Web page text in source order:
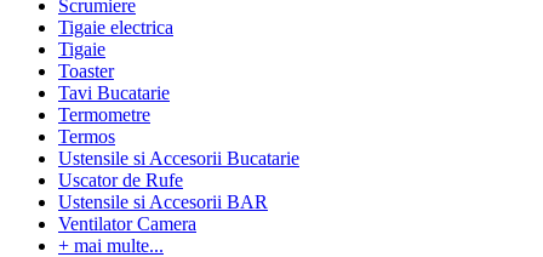
Scrumiere
Tigaie electrica
Tigaie
Toaster
Tavi Bucatarie
Termometre
Termos
Ustensile si Accesorii Bucatarie
Uscator de Rufe
Ustensile si Accesorii BAR
Ventilator Camera
+ mai multe...